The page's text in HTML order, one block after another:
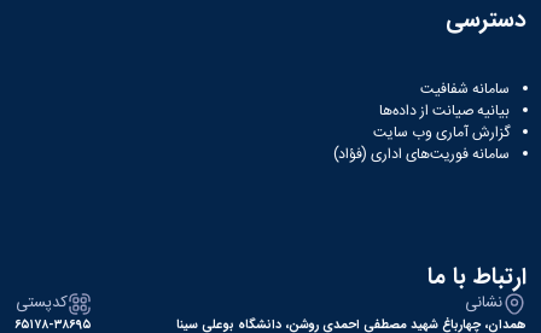
واحدها
آموزش
زبان
فارسی
به
نظارت،
ارزیابی
دسترسی
سامانه شفافیت
بیانیه صیانت از داده‌ها
گزارش آماری وب‌ سایت
سامانه فوریت‌های اداری (فؤاد)
ارتباط با ما
نشانی
همدان، چهارباغ شهید مصطفی احمدی روشن، دانشگاه بوعلی سینا
کدپستی
۶۵۱۷۸-۳۸۶۹۵